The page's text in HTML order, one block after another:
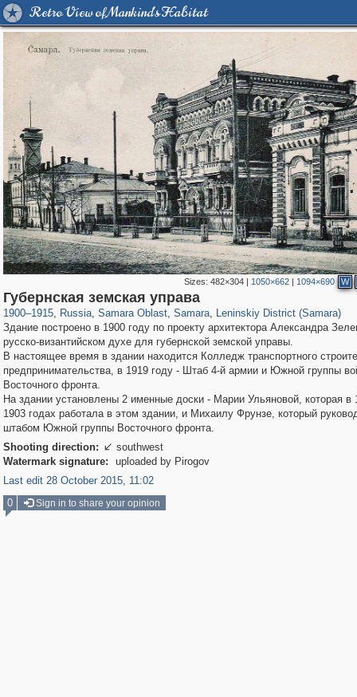
Retro View of Mankind's Habitat
Sizes: 482×304| 1050×662| 1094×690 W
Губернская земская управа
1900–1915, Russia
1,405,939 29,243
, Samara Oblast
9,764 35
, Samara
4,842 17
, Leninskiy District (Samara)
Здание построено в 1900 году по проекту архитектора Александра
русско-византийском духе для губернской земской управы.
В настоящее время в здании находится Колледж транспортного
предпринимательства, в 1919 году - Штаб 4-й армии и Южной группы
Восточного фронта.
На здании установлены 2 именные доски - Марии Ульяновой, которая
1903 годах работала в этом здании, и Михаилу Фрунзе, который
штабом Южной группы Восточного фронта.
Shooting direction:  southwest
Watermark signature:
uploaded by Pirogov
Last edit 28 October 2015, 11:02
0
Sign in to share your opinion